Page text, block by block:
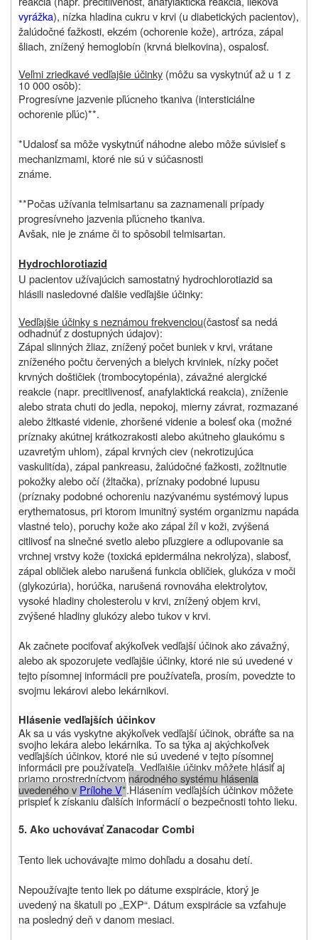
vyrážka), nízka hladina cukru v krvi (u diabetických pacientov),
žalúdočné ťažkosti, ekzém (ochorenie kože), artróza, zápal
šliach, znížený hemoglobín (krvná bielkovina), ospalosť.
Veľmi zriedkavé vedľajšie účinky (môžu sa vyskytnúť až u 1 z
10 000 osôb):
Progresívne jazvenie pľúcneho tkaniva (intersticiálne
ochorenie pľúc)**.
*Udalosť sa môže vyskytnúť náhodne alebo môže súvisieť s
mechanizmami, ktoré nie sú v súčasnosti
známe.
**Počas užívania telmisartanu sa zaznamenali prípady
progresívneho jazvenia pľúcneho tkaniva.
Avšak, nie je známe či to spôsobil telmisartan.
Hydrochlorotiazid
U pacientov užívajúcich samostatný hydrochlorotiazid sa
hlásili nasledovné ďalšie vedľajšie účinky:
Vedľajšie účinky s neznámou frekvenciou(častosť sa nedá
odhadnúť z dostupných údajov):
Zápal slinných žliaz, znížený počet buniek v krvi, vrátane
zníženého počtu červených a bielych krviniek, nízky počet
krvných doštičiek (trombocytopénia), závažné alergické
reakcie (napr. precitlivenosť, anafylaktická reakcia), zníženie
alebo strata chuti do jedla, nepokoj, mierny závrat, rozmazané
alebo žltkasté videnie, zhoršené videnie a bolesť oka (možné
príznaky akútnej krátkozrakosti alebo akútneho glaukómu s
uzavretým uhlom), zápal krvných ciev (nekrotizujúca
vaskulitída), zápal pankreasu, žalúdočné ťažkosti, zožltnutie
pokožky alebo očí (žltačka), príznaky podobné lupusu
(príznaky podobné ochoreniu nazývanému systémový lupus
erythematosus, pri ktorom imunitný systém organizmu napáda
vlastné telo), poruchy kože ako zápal žíl v koži, zvýšená
citlivosť na slnečné svetlo alebo pľuzgiere a odlupovanie sa
vrchnej vrstvy kože (toxická epidermálna nekrolýza), slabosť,
zápal obličiek alebo narušená funkcia obličiek, glukóza v moči
(glykozúria), horúčka, narušená rovnováha elektrolytov,
vysoké hladiny cholesterolu v krvi, znížený objem krvi,
zvýšené hladiny glukózy alebo tukov v krvi.
Ak začnete pociťovať akýkoľvek vedľajší účinok ako závažný,
alebo ak spozorujete vedľajšie účinky, ktoré nie sú uvedené v
tejto písomnej informácii pre používateľa, prosím, povedzte to
svojmu lekárovi alebo lekárnikovi.
Hlásenie vedľajších účinkov
Ak sa u vás vyskytne akýkoľvek vedľajší účinok, obráťte sa na
svojho lekára alebo lekárnika. To sa týka aj akýchkoľvek
vedľajších účinkov, ktoré nie sú uvedené v tejto písomnej
informácii pre používateľa. Vedľajšie účinky môžete hlásiť aj
priamo prostredníctvom národného systému hlásenia
uvedeného v Prílohe V*.Hlásením vedľajších účinkov môžete
prispieť k získaniu ďalších informácií o bezpečnosti tohto lieku.
5. Ako uchovávať Zanacodar Combi
Tento liek uchovávajte mimo dohľadu a dosahu detí.
Nepoužívajte tento liek po dátume exspirácie, ktorý je
uvedený na škatuli po „EXP“. Dátum exspirácie sa vzťahuje
na posledný deň v danom mesiaci.